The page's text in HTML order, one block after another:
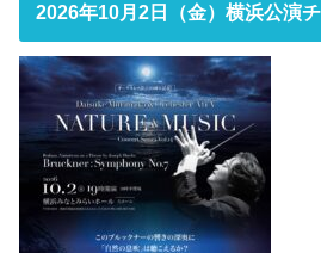
2026年10月2日（金）横浜公演